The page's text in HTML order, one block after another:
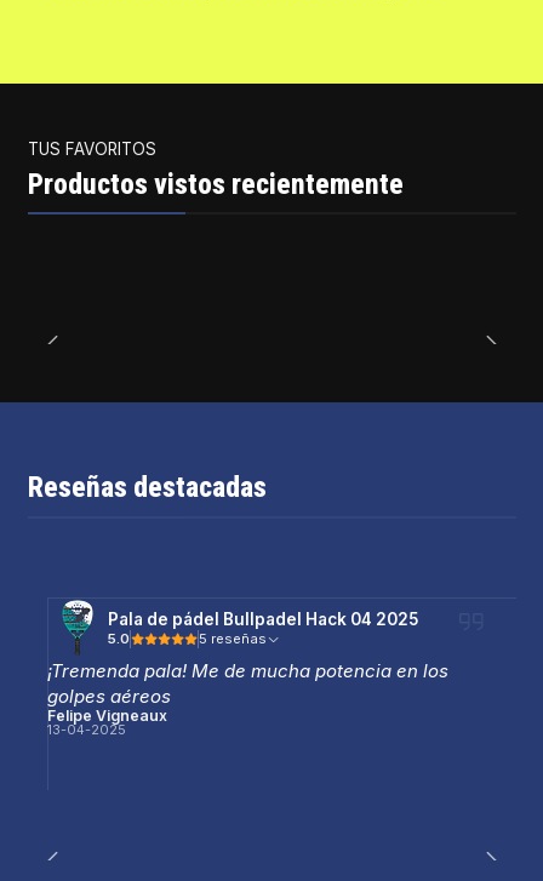
TUS FAVORITOS
Productos vistos recientemente
Reseñas destacadas
Pala de pádel Bullpadel Hack 04 2025
5.0 5 reseñas
¡Tremenda pala! Me de mucha potencia en los
golpes aéreos
Felipe Vigneaux
13-04-2025